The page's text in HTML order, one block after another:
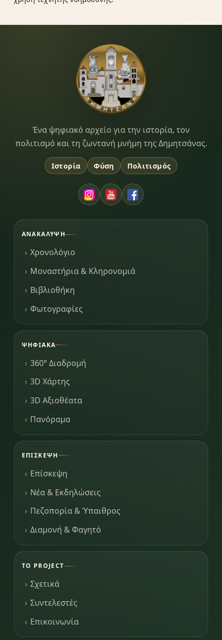
Dimitsana.gr
Ένα ψηφιακό αρχείο για την ιστορία, τον
πολιτισμό και τη ζωντανή μνήμη της Δημητσάνας.
Ιστορία Φύση Πολιτισμός
ΑΝΑΚΆΛΥΨΗ
Χρονολόγιο
Μοναστήρια & Κληρονομιά
Βιβλιοθήκη
Φωτογραφίες
ΨΗΦΙΑΚΆ
360° Διαδρομή
3D Χάρτης
3D Αξιοθέατα
Πανόραμα
ΕΠΊΣΚΕΨΗ
Επίσκεψη
Νέα & Εκδηλώσεις
Πεζοπορία & Ύπαιθρος
Διαμονή & Φαγητό
ΤΟ PROJECT
Σχετικά
Συντελεστές
Επικοινωνία